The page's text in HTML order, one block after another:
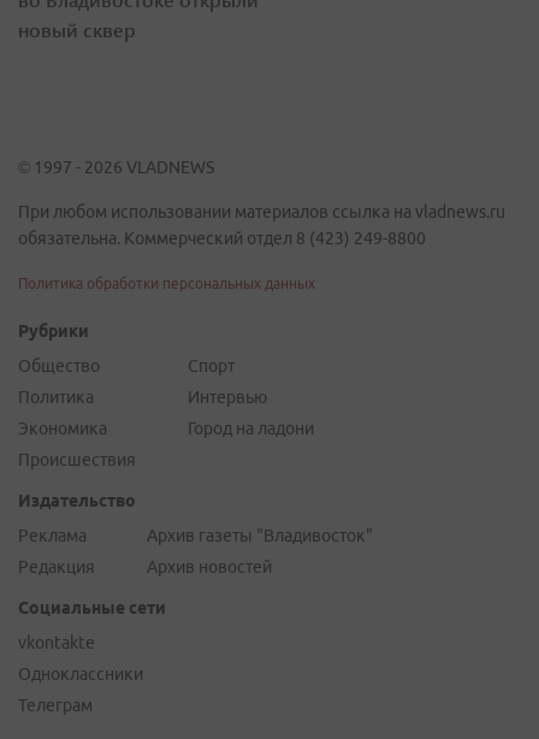
новый сквер
© 1997 - 2026 VLADNEWS
При любом использовании материалов ссылка на vladnews.ru
обязательна. Коммерческий отдел 8 (423) 249-8800
Политика обработки персональных данных
Рубрики
Общество
Политика
Экономика
Происшествия
Спорт
Интервью
Город на ладони
Издательство
Реклама
Редакция
Архив газеты "Владивосток"
Архив новостей
Социальные сети
vkontakte
Одноклассники
Телеграм